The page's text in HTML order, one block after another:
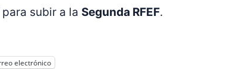
para subir a la Segunda RFEF.
electrónico